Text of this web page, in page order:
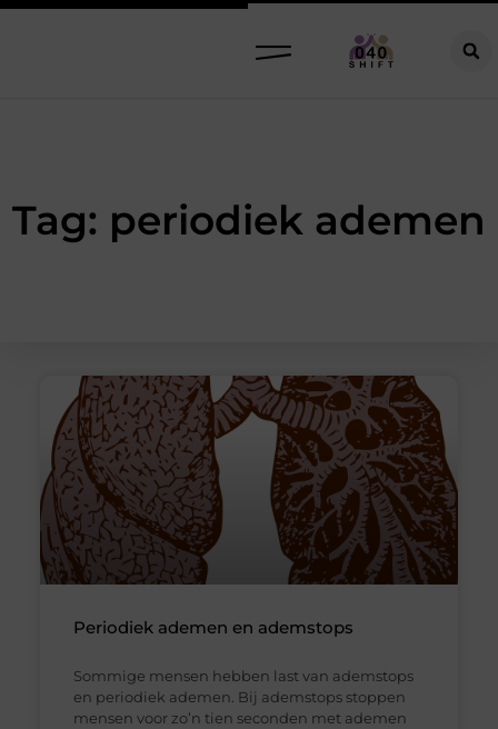
Tag: periodiek ademen
Periodiek ademen en ademstops
Sommige mensen hebben last van ademstops
en periodiek ademen. Bij ademstops stoppen
mensen voor zo’n tien seconden met ademen